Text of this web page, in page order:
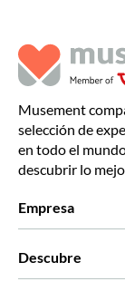
Musement
selección de
en todo el
descubrir lo
Empresa
Descubre